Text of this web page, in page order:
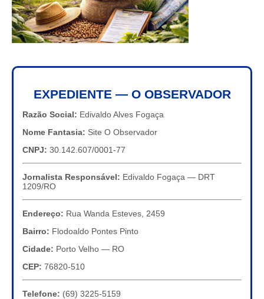
EXPEDIENTE — O OBSERVADOR
Razão Social: Edivaldo Alves Fogaça
Nome Fantasia: Site O Observador
CNPJ: 30.142.607/0001-77
Jornalista Responsável: Edivaldo Fogaça — DRT
1209/RO
Endereço: Rua Wanda Esteves, 2459
Bairro: Flodoaldo Pontes Pinto
Cidade: Porto Velho — RO
CEP: 76820-510
Telefone: (69) 3225-5159